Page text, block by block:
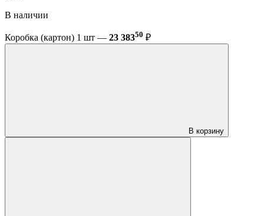
В наличии
Коробка (картон) 1 шт — 23 38350 ₽
В корзину